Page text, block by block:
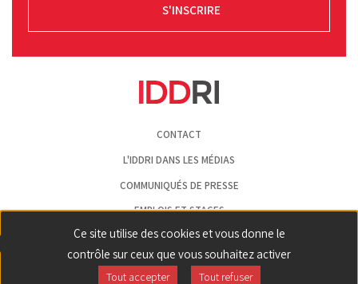
S'INSCRIRE
CONTACT
L'IDDRI DANS LES MÉDIAS
COMMUNIQUÉS DE PRESSE
EMPLOIS ET STAGES
MENTIONS LÉGALES
GESTION DES COOKIES
Ce site utilise des cookies et vous donne le
contrôle sur ceux que vous souhaitez activer
Tout accepter Tout refuser